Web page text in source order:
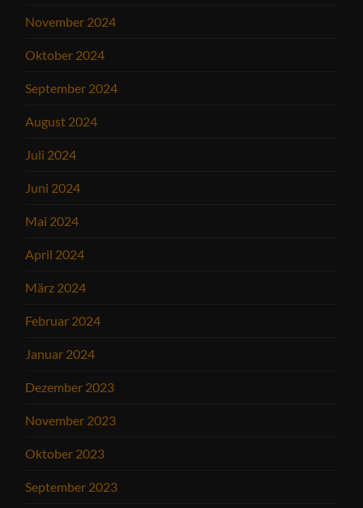
November 2024
Oktober 2024
September 2024
August 2024
Juli 2024
Juni 2024
Mai 2024
April 2024
März 2024
Februar 2024
Januar 2024
Dezember 2023
November 2023
Oktober 2023
September 2023